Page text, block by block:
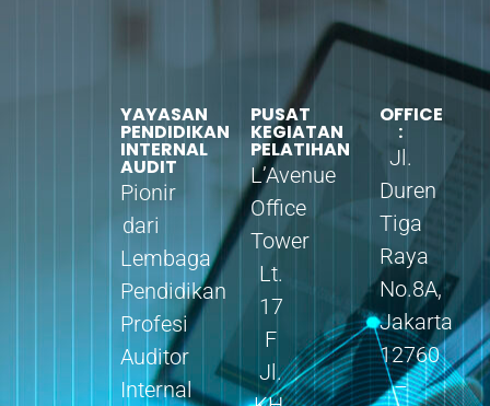
YAYASAN
PENDIDIKAN
INTERNAL
AUDIT
Pionir
dari
Lembaga
Pendidikan
Profesi
Auditor
Internal
PUSAT
KEGIATAN
PELATIHAN
L’Avenue
Office
Tower
Lt.
17
F
Jl.
OFFICE
:
Jl.
Duren
Tiga
Raya
No.8A,
Jakarta
12760
–